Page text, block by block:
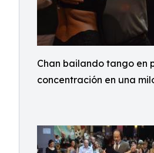
Chan bailando tango en
concentración en una